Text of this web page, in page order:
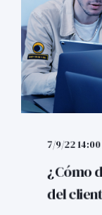
7/9/22 14:00
¿Cómo
del